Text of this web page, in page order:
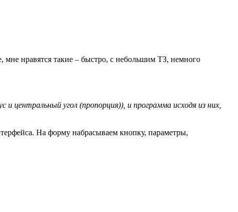
нравятся такие – быстро, с небольшим ТЗ, немного
центральный угол (пропорция)), и программа исходя из них,
На форму набрасываем кнопку, параметры,